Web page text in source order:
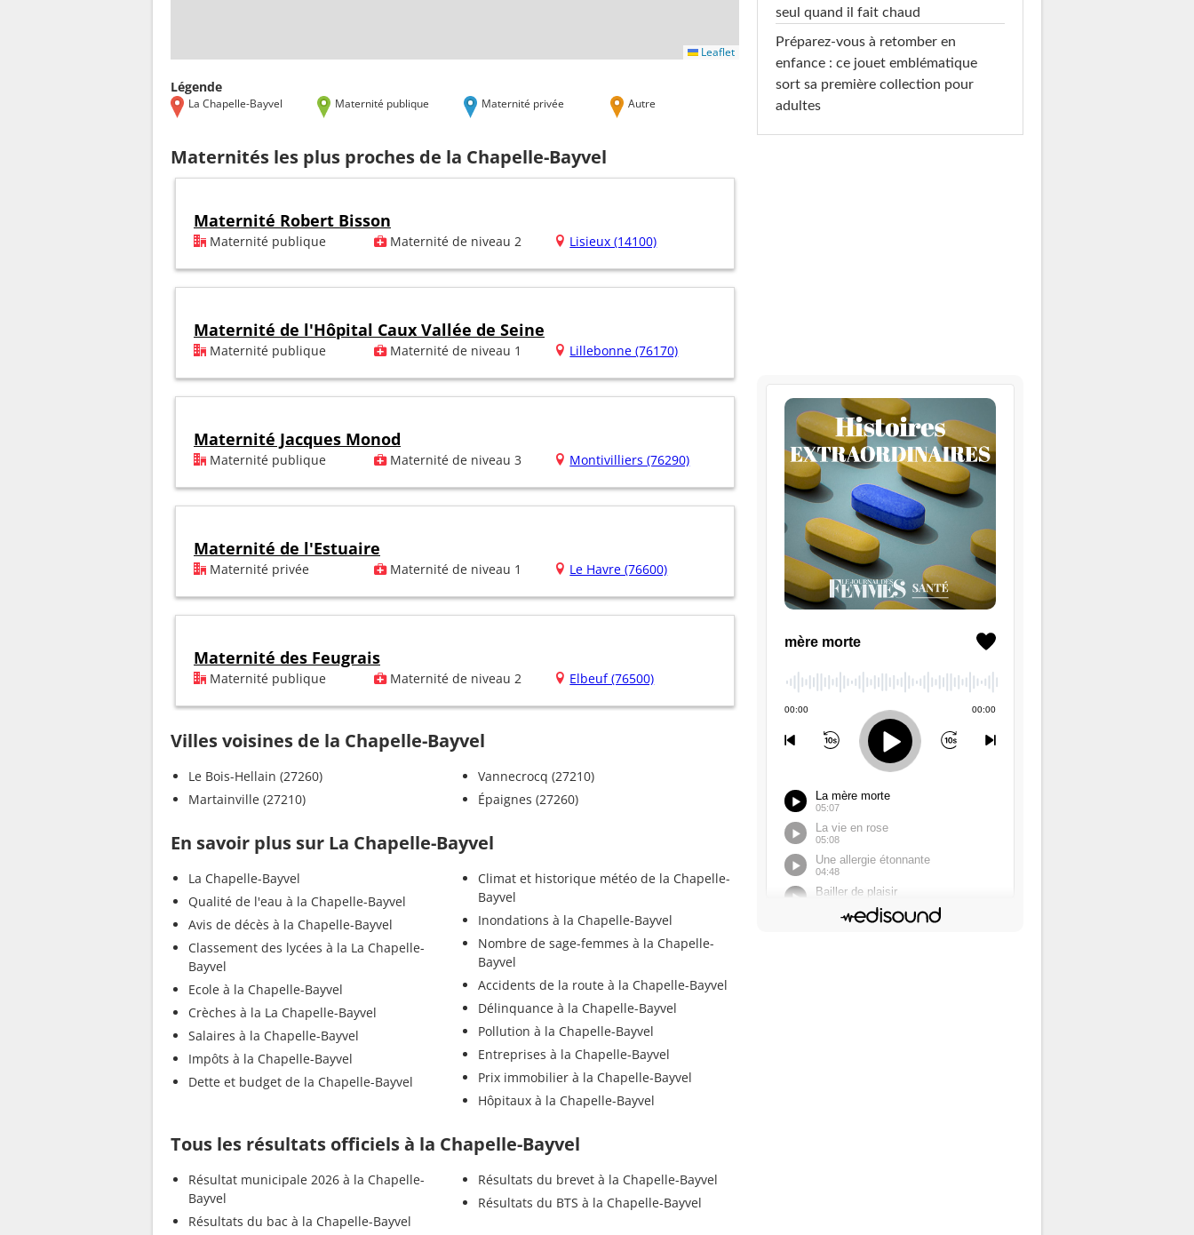
Leaflet
Légende
La Chapelle-Bayvel Maternité publique Maternité privée Autre
Maternités les plus proches de la Chapelle-Bayvel
Maternité Robert Bisson
Maternité publique Maternité de niveau 2 Lisieux (14100)
Maternité de l'Hôpital Caux Vallée de Seine
Maternité publique Maternité de niveau 1 Lillebonne (76170)
Maternité Jacques Monod
Maternité publique Maternité de niveau 3 Montivilliers (76290)
Maternité de l'Estuaire
Maternité privée Maternité de niveau 1 Le Havre (76600)
Maternité des Feugrais
Maternité publique Maternité de niveau 2 Elbeuf (76500)
Villes voisines de la Chapelle-Bayvel
Le Bois-Hellain (27260)
Martainville (27210)
Vannecrocq (27210)
Épaignes (27260)
En savoir plus sur La Chapelle-Bayvel
La Chapelle-Bayvel
Qualité de l'eau à la Chapelle-Bayvel
Avis de décès à la Chapelle-Bayvel
Classement des lycées à la La Chapelle-
Bayvel
Ecole à la Chapelle-Bayvel
Crèches à la La Chapelle-Bayvel
Salaires à la Chapelle-Bayvel
Impôts à la Chapelle-Bayvel
Dette et budget de la Chapelle-Bayvel
Climat et historique météo de la Chapelle-
Bayvel
Inondations à la Chapelle-Bayvel
Nombre de sage-femmes à la Chapelle-
Bayvel
Accidents de la route à la Chapelle-Bayvel
Délinquance à la Chapelle-Bayvel
Pollution à la Chapelle-Bayvel
Entreprises à la Chapelle-Bayvel
Prix immobilier à la Chapelle-Bayvel
Hôpitaux à la Chapelle-Bayvel
Tous les résultats officiels à la Chapelle-Bayvel
Résultat municipale 2026 à la Chapelle-
Bayvel
Résultats du bac à la Chapelle-Bayvel
Résultats du brevet à la Chapelle-Bayvel
Résultats du BTS à la Chapelle-Bayvel
seul quand il fait chaud
Préparez-vous à retomber en
enfance : ce jouet emblématique
sort sa première collection pour
adultes